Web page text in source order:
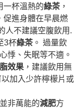
一杯溫熱的綠茶，
促進身體在早晨燃
人不建議空腹飲用.
3杯綠茶。 過量飲
悸、失眠等不適。
效果 ，建議飲用無
加入少許檸檬片或
並非萬能的減肥方